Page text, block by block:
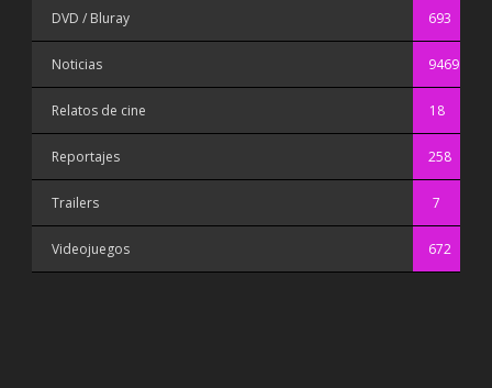
DVD / Bluray 693
Noticias 9469
Relatos de cine 18
Reportajes 258
Trailers 7
Videojuegos 672